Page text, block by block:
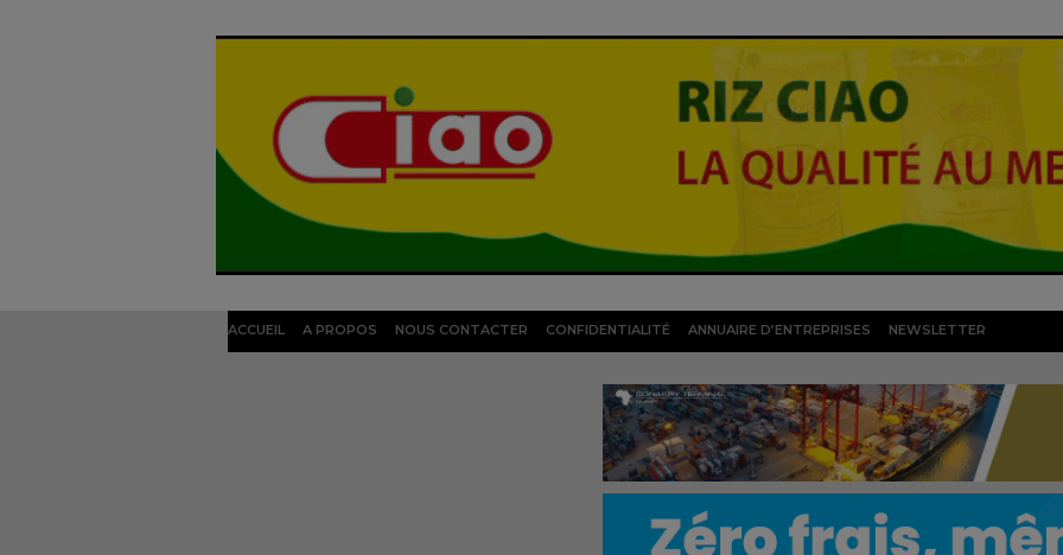
ACCUEIL A PROPOS NOUS CONTACTER CONFIDENTIALITÉ ANNUAIRE D’ENTREPRISES NEWSLETTER